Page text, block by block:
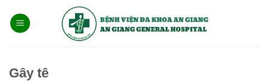
qua
Gây tê